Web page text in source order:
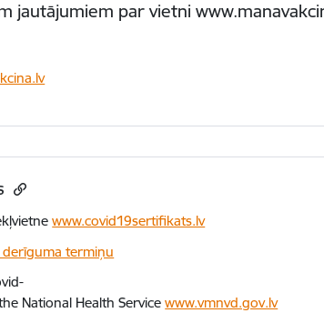
jautājumiem par vietni
www.covid19sertifikats.lv
derīguma termiņu
National Health Servicewww.vmnvd.gov.lv